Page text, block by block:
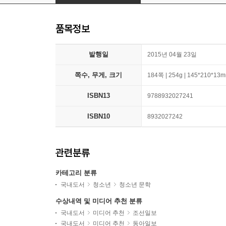
품목정보
발행일 2015년 04월 23일
쪽수, 무게, 크기 184쪽 | 254g |
ISBN13 9788932027241
ISBN10 8932027242
관련분류
카테고리 분류
국내도서 청소년 청소년 문학
수상내역 및 미디어 추천 분류
국내도서 미디어 추천
조선일보
국내도서
미디어 추천 동아일보